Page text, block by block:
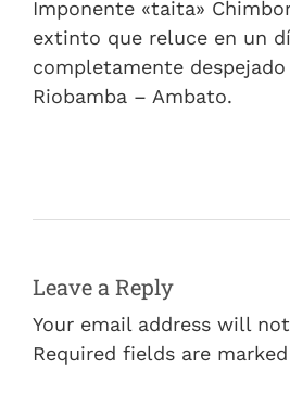
Imponente «taita»
extinto que reluce en un
completamente
Riobamba – Ambato.
Leave a Reply
Your email address will
Required fields are